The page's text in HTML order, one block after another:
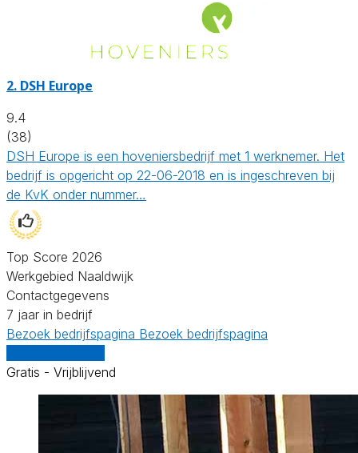
2. DSH Europe
9.4
(38)
DSH Europe is een hoveniersbedrijf met 1 werknemer. Het
bedrijf is opgericht op 22-06-2018 en is ingeschreven bij
de KvK onder nummer…
Top Score 2026
Werkgebied Naaldwijk
Contactgegevens
7 jaar in bedrijf
Bezoek bedrijfspagina Bezoek bedrijfspagina
Gratis - Vrijblijvend